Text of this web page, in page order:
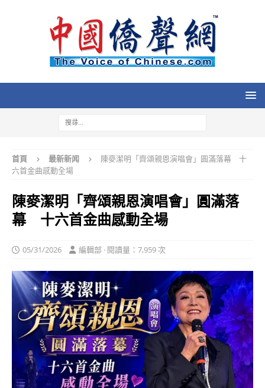
首頁 最新新闻
陳麥潔明「齊頌親恩演唱會」圓滿落幕 十
六首金曲感動全場
陳麥潔明「齊頌親恩演唱會」圓滿落
幕 十六首金曲感動全場
05/31/2026 編輯部 · 閱讀量：7,959 次